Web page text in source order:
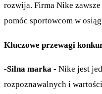
rozwija. Firma Nike
pomóc sportowcom w
Kluczowe przewagi
-Silna marka - Nike jest
rozpoznawalnych i